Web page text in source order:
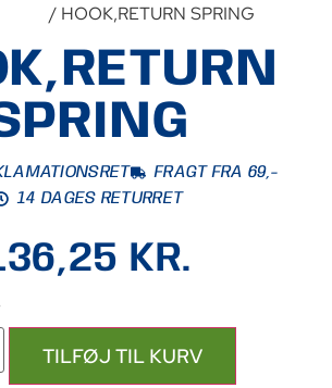
/ HOOK,RETURN SPRING
FRAGT FRA 69,-
14 DAGES RETURRET
KR.
TILFØJ TIL KURV